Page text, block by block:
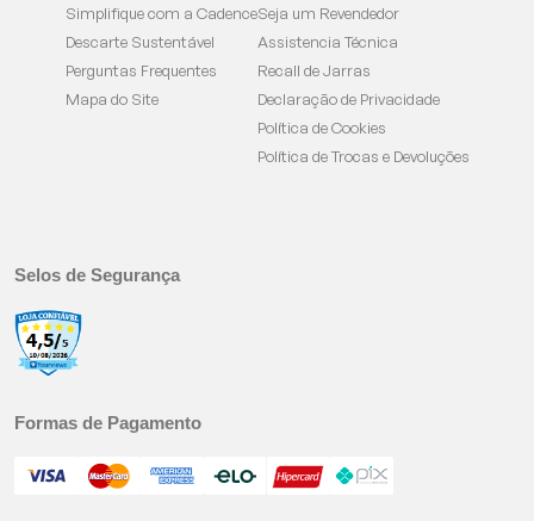
Simplifique com a Cadence
Descarte Sustentável
Perguntas Frequentes
Mapa do Site
Seja um Revendedor
Assistencia Técnica
Recall de Jarras
Declaração de Privacidade
Política de Cookies
Política de Trocas e Devoluções
Selos de Segurança
Formas de Pagamento